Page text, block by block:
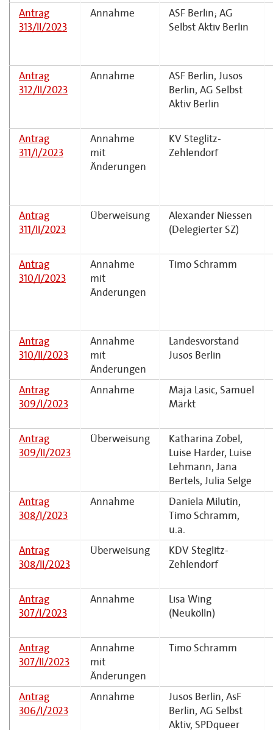
Antrag
313/II/2023
Annahme
ASF Berlin; AG
Selbst Aktiv Berlin
Antrag
312/II/2023
Annahme
ASF Berlin, Jusos
Berlin, AG Selbst
Aktiv Berlin
Antrag
311/I/2023
Annahme
mit
Änderungen
KV Steglitz-
Zehlendorf
Antrag
311/II/2023
Überweisung
Alexander Niessen
(Delegierter SZ)
Antrag
310/I/2023
Annahme
mit
Änderungen
Timo Schramm
Antrag
310/II/2023
Annahme
mit
Änderungen
Landesvorstand
Jusos Berlin
Antrag
309/I/2023
Annahme
Maja Lasic, Samuel
Märkt
Antrag
309/II/2023
Überweisung
Katharina Zobel,
Luise Harder, Luise
Lehmann, Jana
Bertels, Julia Selge
Antrag
308/I/2023
Annahme
Daniela Milutin,
Timo Schramm,
u.a.
Antrag
308/II/2023
Überweisung
KDV Steglitz-
Zehlendorf
Antrag
307/I/2023
Annahme
Lisa Wing
(Neukölln)
Antrag
307/II/2023
Annahme
mit
Änderungen
Timo Schramm
Antrag
306/I/2023
Annahme
Jusos Berlin, AsF
Berlin, AG Selbst
Aktiv, SPDqueer